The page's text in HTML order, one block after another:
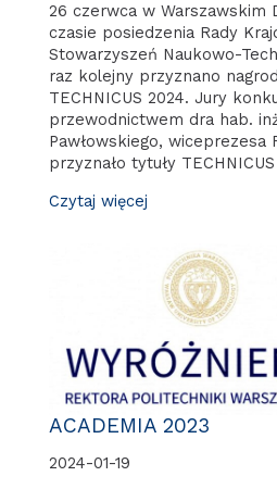
26 czerwca w Warszawskim
czasie posiedzenia Rady
Stowarzyszeń Naukowo-
raz kolejny przyznano
TECHNICUS 2024. Jury
przewodnictwem dra hab.
Pawłowskiego, wiceprezesa
przyznało tytuły
Czytaj więcej
ACADEMIA 2023
2024-01-19